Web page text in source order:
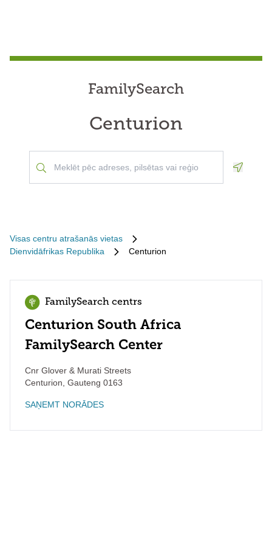
FamilySearch
Centurion
Visas centru atrašanās vietas
Dienvidāfrikas Republika
Centurion
FamilySearch centrs
Centurion South Africa
FamilySearch Center
Cnr Glover & Murati Streets
Centurion Gauteng 0163
SAŅEMT NORĀDES